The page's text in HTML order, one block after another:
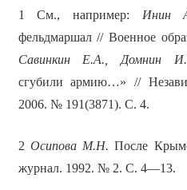
1 См., например: Инин
фельдмаршал // Военное
Савинкин Е.А., Домнин
сгубили армию…» //
2006. № 191(3871). С. 4.
2 Осипова М.Н. После
журнал. 1992. № 2. С. 4—13.